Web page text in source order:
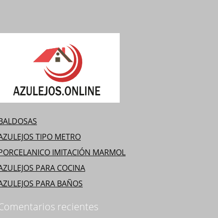
TIPO METRO
IMITACIÓN MARMOL
PARA COCINA
PARA BAÑOS
recientes